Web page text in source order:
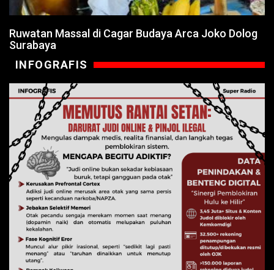
Ruwatan Massal di Cagar Budaya Arca Joko Dolog
Surabaya
INFOGRAFIS